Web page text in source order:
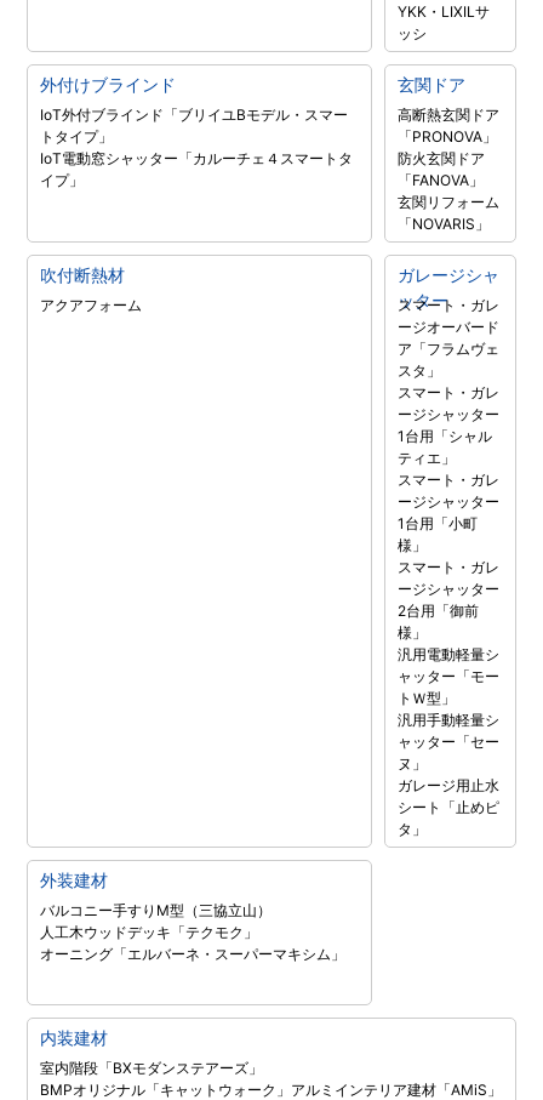
YKK・LIXILサ
ッシ
外付けブラインド
IoT外付ブラインド「ブリイユBモデル・スマー
トタイプ」
IoT電動窓シャッター「カルーチェ４スマートタ
イプ」
玄関ドア
高断熱玄関ドア
「PRONOVA」
防火玄関ドア
「FANOVA」
玄関リフォーム
「NOVARIS」
吹付断熱材
アクアフォーム
ガレージシャ
ッター
スマート・ガレ
ージオーバード
ア「フラムヴェ
スタ」
スマート・ガレ
ージシャッター
1台用「シャル
ティエ」
スマート・ガレ
ージシャッター
1台用「小町
様」
スマート・ガレ
ージシャッター
2台用「御前
様」
汎用電動軽量シ
ャッター「モー
トＷ型」
汎用手動軽量シ
ャッター「セー
ヌ」
ガレージ用止水
シート「止めピ
タ」
外装建材
バルコニー手すりM型（三協立山）
人工木ウッドデッキ「テクモク」
オーニング「エルバーネ・スーパーマキシム」
内装建材
室内階段「BXモダンステアーズ」
BMPオリジナル「キャットウォーク」 アルミインテリア建材「AMiS」